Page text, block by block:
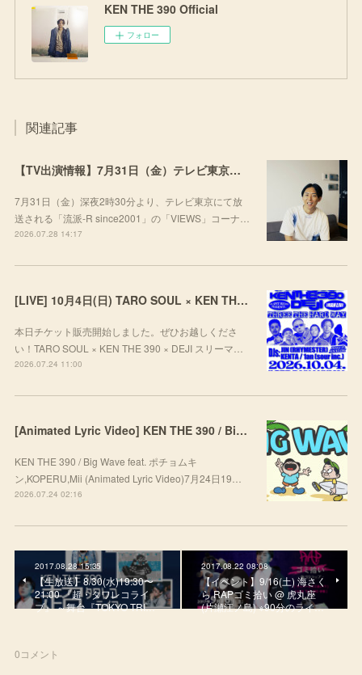
KEN THE 390 Official
フォロー
関連記事
【TV出演情報】7月31日（金）テレビ東京「流派-R since2001」
7月31日（金）深夜2時30分より、テレビ東京にて放
送される「流派-R since2001」の「VIEWS」コーナ…
2026.07.28 14:17
[LIVE] 10月4日(日) TARO SOUL × KEN THE 390 × DEJI スリーマンLIVE "THREE THE HARD WAY” @ ORD. 代官山
本日チケット販売開始しました。ぜひお越しくださ
い！TARO SOUL × KEN THE 390 × DEJI スリーマ…
2026.07.24 11:00
[Animated Lyric Video] KEN THE 390 / Big Wave feat. ポチョムキン,KOPERU,Mii
KEN THE 390 / Big Wave feat. ポチョムキ
ン,KOPERU,Mii (Animated Lyric Video)7月24日19…
2026.07.24 02:16
2017.08.28 15:35
【生放送】8/30(水)19:30〜
21:00 『超・タワレコライ
ブ』 ～舞台『TOKYO TRI…
2017.08.22 08:08
【イベント】9/16(土) 海さく
ら RAPゴミ拾い @ 虎丸座
(片瀬江ノ島) ※90分のライ…
0コメント